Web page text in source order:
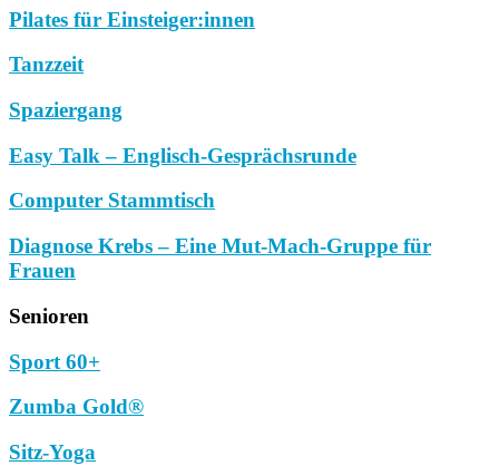
Pilates für Einsteiger:innen
Tanzzeit
Spaziergang
Easy Talk – Englisch-Gesprächsrunde
Computer Stammtisch
Diagnose Krebs – Eine Mut-Mach-Gruppe für
Frauen
Senioren
Sport 60+
Zumba Gold®
Sitz-Yoga